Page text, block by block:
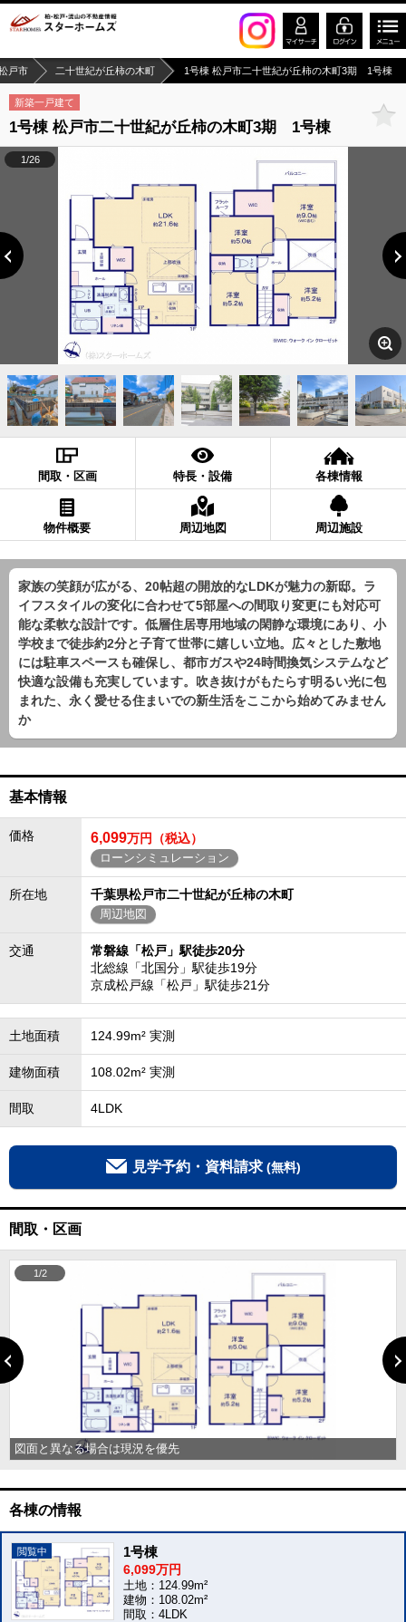
戸市 二十世紀が丘柿の木町 1号棟 松戸市二十世紀が丘柿の木町3期 1号棟
新築一戸建て
1号棟 松戸市二十世紀が丘柿の木町3期 1号棟
1/26
間取・区画 特長・設備 各棟情報
物件概要 周辺地図 周辺施設
家族の笑顔が広がる、20帖超の開放的なLDKが魅力の新邸。ラ
イフスタイルの変化に合わせて5部屋への間取り変更にも対応可
能な柔軟な設計です。低層住居専用地域の閑静な環境にあり、小
学校まで徒歩約2分と子育て世帯に嬉しい立地。広々とした敷地
には駐車スペースも確保し、都市ガスや24時間換気システムなど
快適な設備も充実しています。吹き抜けがもたらす明るい光に包
まれた、永く愛せる住まいでの新生活をここから始めてみません
か
基本情報
価格 6,099万円（税込）
ローンシミュレーション
所在地 千葉県松戸市二十世紀が丘柿の木町
周辺地図
交通
常磐線「松戸」駅徒歩20分
北総線「北国分」駅徒歩19分
京成松戸線「松戸」駅徒歩21分
土地面積 124.99m² 実測
建物面積 108.02m² 実測
間取 4LDK
見学予約・資料請求 (無料)
間取・区画
図面と異なる場合は現況を優先
1/2
各棟の情報
1号棟
6,099万円
土地：124.99m²
建物：108.02m²
間取：4LDK